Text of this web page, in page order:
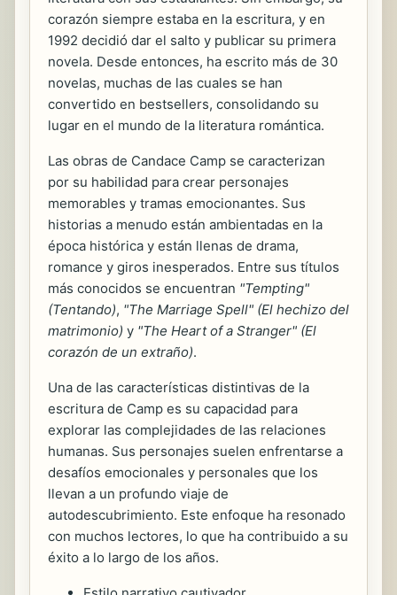
corazón siempre estaba en la escritura, y en
1992 decidió dar el salto y publicar su primera
novela. Desde entonces, ha escrito más de 30
novelas, muchas de las cuales se han
convertido en bestsellers, consolidando su
lugar en el mundo de la literatura romántica.
Las obras de Candace Camp se caracterizan
por su habilidad para crear personajes
memorables y tramas emocionantes. Sus
historias a menudo están ambientadas en la
época histórica y están llenas de drama,
romance y giros inesperados. Entre sus títulos
más conocidos se encuentran "Tempting"
(Tentando), "The Marriage Spell" (El hechizo del
matrimonio) y "The Heart of a Stranger" (El
corazón de un extraño).
Una de las características distintivas de la
escritura de Camp es su capacidad para
explorar las complejidades de las relaciones
humanas. Sus personajes suelen enfrentarse a
desafíos emocionales y personales que los
llevan a un profundo viaje de
autodescubrimiento. Este enfoque ha resonado
con muchos lectores, lo que ha contribuido a su
éxito a lo largo de los años.